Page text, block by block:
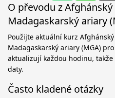
O převodu z Afghánský
Madagaskarský ariary
Použijte aktuální kurz
Madagaskarský ariary (MGA)
aktualizují každou hodinu,
daty.
Často kladené otázky